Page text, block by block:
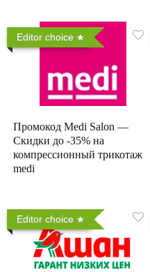
Editor choice
Промокод Medi Salon —
Скидки до -35% на
компрессионный трикотаж
medi
Editor choice